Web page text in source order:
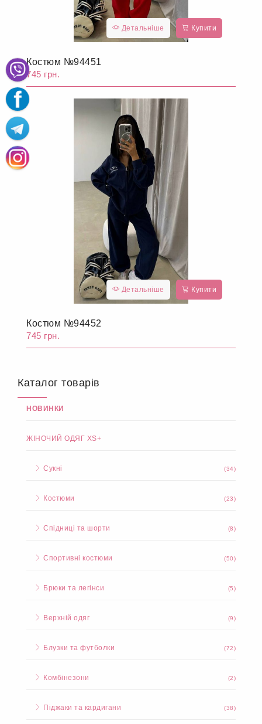
Детальніше Купити
Костюм №94451
745 грн.
Детальніше Купити
Костюм №94452
745 грн.
Каталог товарів
НОВИНКИ
ЖІНОЧИЙ ОДЯГ XS+
Сукні (34)
Костюми (23)
Спідниці та шорти (8)
Спортивні костюми (50)
Брюки та легінси (5)
Верхній одяг (9)
Блузки та футболки (72)
Комбінезони (2)
Піджаки та кардигани (38)